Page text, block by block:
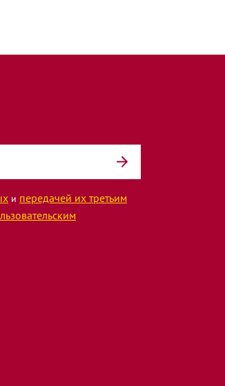
и передачей их третьим